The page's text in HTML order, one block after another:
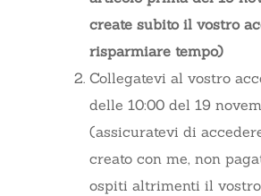
create subito il vostro
risparmiare tempo)
Collegatevi al vostro
delle 10:00 del 19
(assicuratevi di
creato con me, non
ospiti altrimenti il